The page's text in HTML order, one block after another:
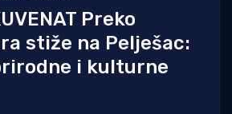
Preko
stiže na Pelješac:
i kulturne